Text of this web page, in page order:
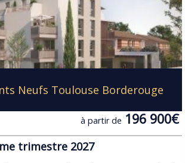
Neufs Toulouse Borderouge
à partir de 196 900€
trimestre 2027